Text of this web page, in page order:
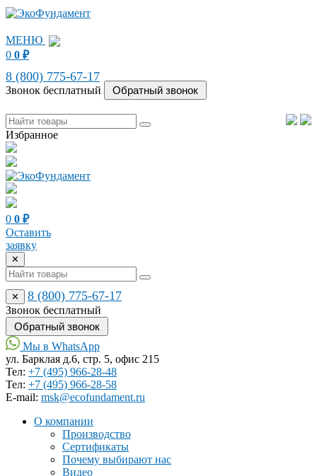
МЕНЮ
0 0 ₽
8 (800) 775-67-17
Звонок бесплатный
Избранное
0 0 ₽
Оставить
заявку
✕
✕ 8 (800) 775-67-17
Звонок бесплатный
Мы в WhatsApp
ул. Барклая д.6, стр. 5, офис 215
Тел: +7 (495) 966-28-48
Тел: +7 (495) 966-28-58
Е-mail: msk@ecofundament.ru
О компании
Производство
Сертификаты
Почему выбирают нас
Видео